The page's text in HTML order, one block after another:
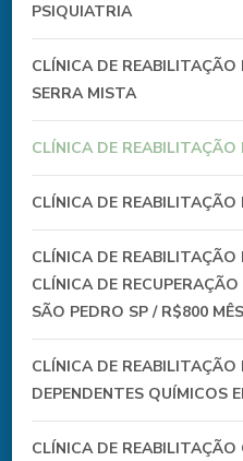
PSIQUIATRIA
CLÍNICA DE REABILITAÇÃO
SERRA MISTA
CLÍNICA DE REABILITAÇÃO
CLÍNICA DE REABILITAÇÃO
CLÍNICA DE REABILITAÇÃO
CLÍNICA DE
SÃO PEDRO SP / R$800 MÊS
CLÍNICA DE REABILITAÇÃO
DEPENDENTES QUÍMICOS
CLÍNICA DE